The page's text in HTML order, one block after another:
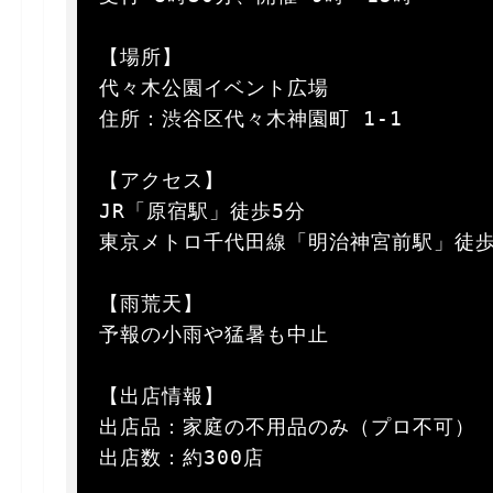
【場所】
代々木公園イベント広場
住所：渋谷区代々木神園町 1-1
【アクセス】
JR「原宿駅」徒歩5分
東京メトロ千代田線「明治神宮前駅」
【雨荒天】
予報の小雨や猛暑も中止
【出店情報】
出店品：家庭の不用品のみ（プロ不可）
出店数：約300店